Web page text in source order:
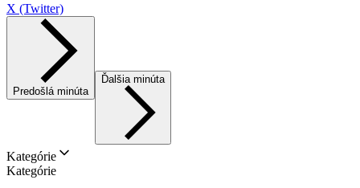
X (Twitter)
Predošlá minúta
Ďalšia minúta
Kategórie
Kategórie